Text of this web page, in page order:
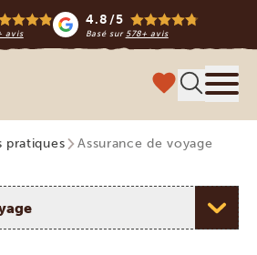
avis
4.8/5
Basé sur 578+ avis
pratiques Assurance de voyage